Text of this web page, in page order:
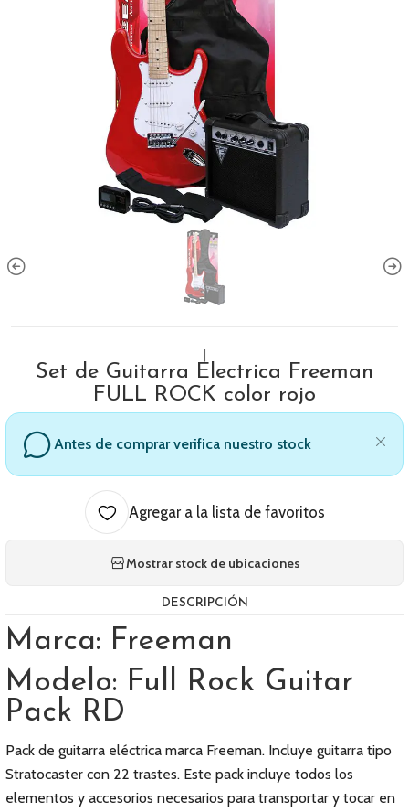
Set de Guitarra Electrica Freeman
FULL ROCK color rojo
Antes de comprar verifica nuestro stock
Agregar a la lista de favoritos
Mostrar stock de ubicaciones
DESCRIPCIÓN
Marca: Freeman
Modelo: Full Rock Guitar
Pack RD
Pack de guitarra eléctrica marca Freeman. Incluye guitarra tipo
Stratocaster con 22 trastes. Este pack incluye todos los
elementos y accesorios necesarios para transportar y tocar en